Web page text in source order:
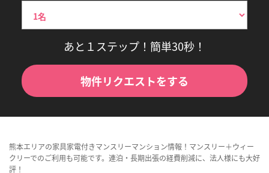
あと１ステップ！簡単30秒！
物件リクエストをする
熊本エリアの家具家電付きマンスリーマンション情報！マンスリー＋ウィー
クリーでのご利用も可能です。連泊・長期出張の経費削減に、法人様にも大好
評！